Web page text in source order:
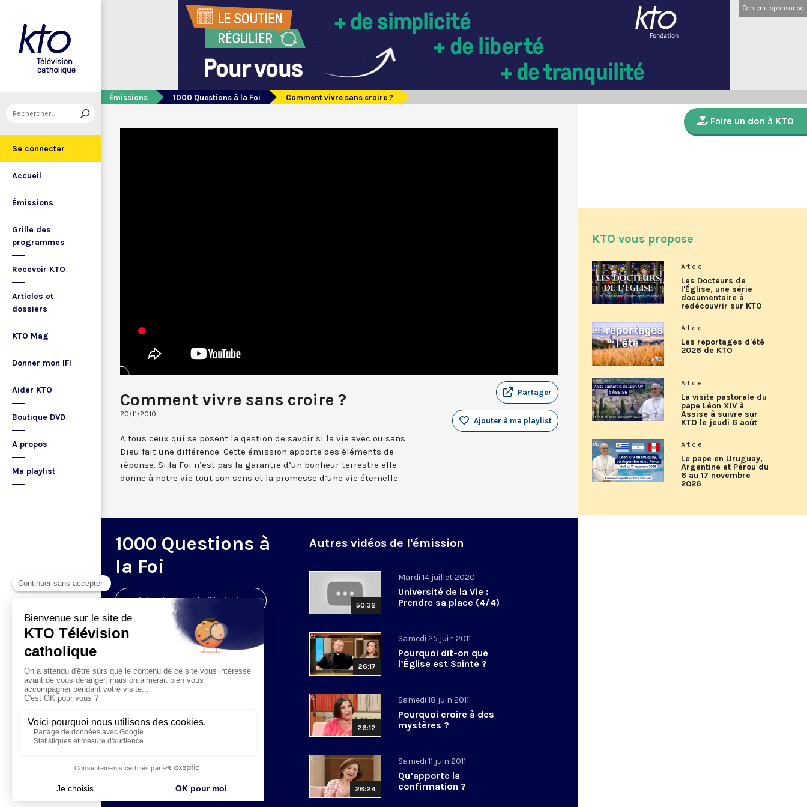
Se connecter
Accueil
Émissions
Grille des
programmes
Recevoir KTO
Articles et
dossiers
KTO Mag
Donner mon IFI
Aider KTO
Boutique DVD
A propos
Ma playlist
Contenu sponsorisé
Émissions 1000 Questions à la Foi Comment vivre sans croire ?
Comment vivre sans croire ?
20/11/2010
Partager
Ajouter à ma playlist
A tous ceux qui se posent la qestion de savoir si la vie avec ou sans
Dieu fait une différence. Cette émission apporte des éléments de
réponse. Si la Foi n’est pas la garantie d’un bonheur terrestre elle
donne à notre vie tout son sens et la promesse d’une vie éternelle.
1000 Questions à
la Foi
Visiter la page de l'émission
Autres vidéos de l'émission
50:32
Mardi 14 juillet 2020
Université de la Vie :
Prendre sa place (4/4)
26:17
Samedi 25 juin 2011
Pourquoi dit-on que
l’Église est Sainte ?
26:12
Samedi 18 juin 2011
Pourquoi croire à des
mystères ?
26:24
Samedi 11 juin 2011
Qu’apporte la
confirmation ?
Faire un don à KTO
KTO vous propose
Article
Les Docteurs de
l'Église, une série
documentaire à
redécouvrir sur KTO
Article
Les reportages d'été
2026 de KTO
Article
La visite pastorale du
pape Léon XIV à
Assise à suivre sur
KTO le jeudi 6 août
Article
Le pape en Uruguay,
Argentine et Pérou du
6 au 17 novembre
2026